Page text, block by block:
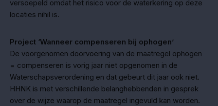
versoepeld omdat het risico voor de waterkering op deze
locaties nihil is.
Project ‘Wanneer compenseren bij ophogen’
De voorgenomen doorvoering van de maatregel ophogen
= compenseren is vorig jaar niet opgenomen in de
Waterschapsverordening en dat gebeurt dit jaar ook niet.
HHNK is met verschillende belanghebbenden in gesprek
over de wijze waarop de maatregel ingevuld kan worden.